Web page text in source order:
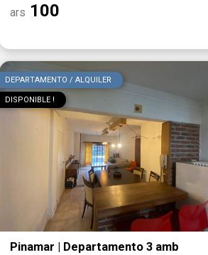
ars 100
DEPARTAMENTO / ALQUILER
DISPONIBLE !
Pinamar | Departamento 3 amb